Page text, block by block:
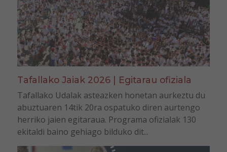
Tafallako Jaiak 2026 | Egitarau ofiziala
Tafallako Udalak asteazken honetan aurkeztu du
abuztuaren 14tik 20ra ospatuko diren aurtengo
herriko jaien egitaraua. Programa ofizialak 130
ekitaldi baino gehiago bilduko dit...